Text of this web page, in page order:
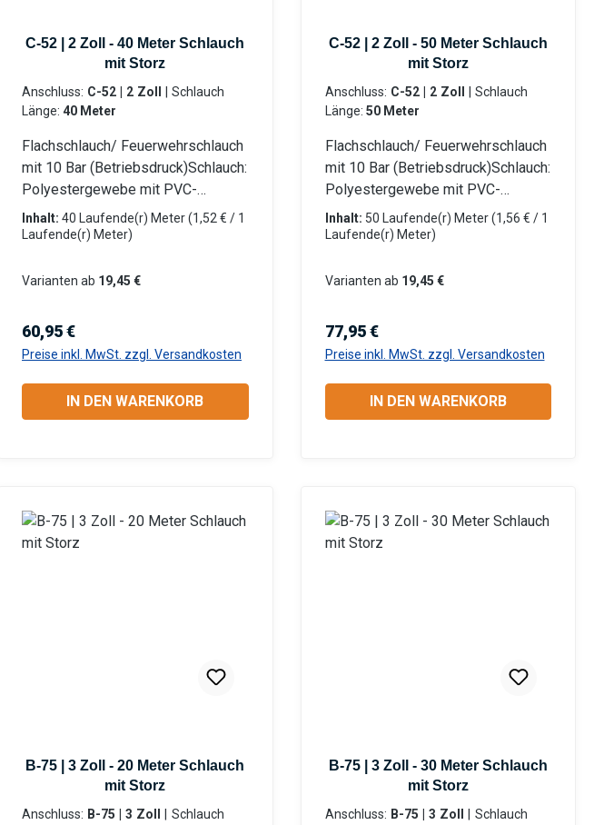
C-52 | 2 Zoll - 40 Meter Schlauch
mit Storz
Anschluss: C-52 | 2 Zoll
Länge: 40 Meter
Flachschlauch/ Feuerwehrschlauch
mit 10 Bar (Betriebsdruck)Schlauch:
Polyestergewebe mit PVC-
Innenschicht Beidseitig mit LM-
Storz-Kupplungen (Aluminium)
oder Schmutzwasserpumpen
Industrie: Gewerbe, Garten- und
Landschaftsbau, Baugewerbe,
Landwirtschaft, Kommunen,
Privatanwender Information zur
Inhalt: 40 Laufende(r) Meter(1,52 € / 1
Laufende(r) Meter)
Varianten ab 19,45 €
Regulärer Preis:
60,95 €
Preise inkl. MwSt. zzgl. Versandkosten
IN DEN WARENKORB
C-52 | 2 Zoll - 50 Meter Schlauch
mit Storz
Anschluss: C-52 | 2 Zoll
Länge: 50 Meter
Flachschlauch/ Feuerwehrschlauch
mit 10 Bar (Betriebsdruck)Schlauch:
Polyestergewebe mit PVC-
Innenschicht Beidseitig mit LM-
Storz-Kupplungen (Aluminium)
oder Schmutzwasserpumpen
Industrie: Gewerbe, Garten- und
Landschaftsbau, Baugewerbe,
Landwirtschaft, Kommunen,
Privatanwender Information zur
Inhalt: 50 Laufende(r) Meter(1,56 € / 1
Laufende(r) Meter)
Varianten ab 19,45 €
Regulärer Preis:
77,95 €
Preise inkl. MwSt. zzgl. Versandkosten
IN DEN WARENKORB
B-75 | 3 Zoll - 20 Meter Schlauch
mit Storz
Anschluss: B-75 | 3 Zoll
B-75 | 3 Zoll - 30 Meter Schlauch
mit Storz
Anschluss: B-75 | 3 Zoll